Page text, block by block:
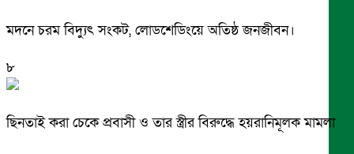
মদনে চরম বিদ্যুৎ সংকট, লোডশেডিংয়ে অতিষ্ঠ জনজীবন।
৮
ছিনতাই করা চেকে প্রবাসী ও তার স্ত্রীর বিরুদ্ধে হয়রানিমূলক মামলা